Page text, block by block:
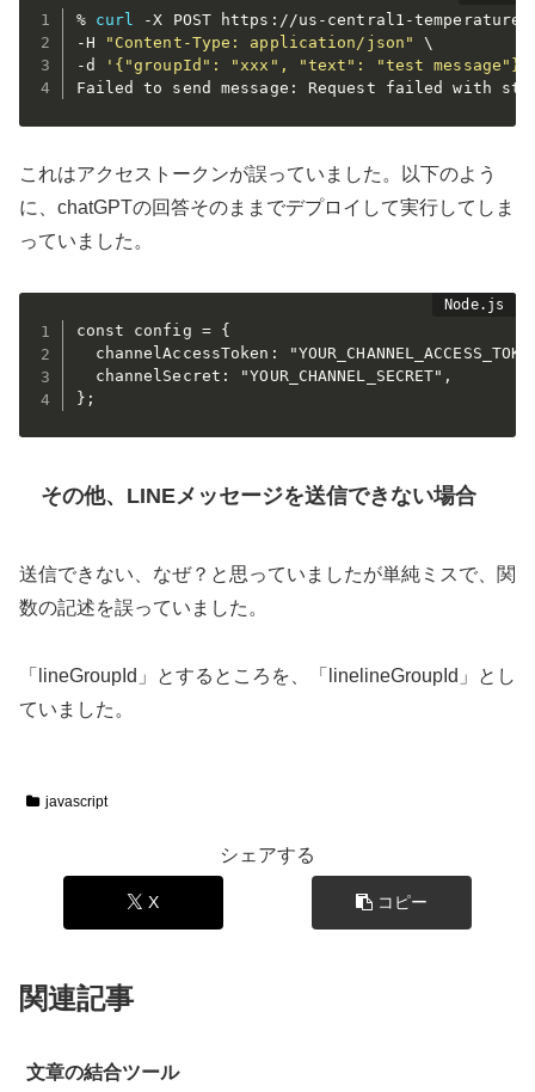
% curl
-X POST https://us-central1-temperature-
-H
"Content-Type: application/json"
\
-d
'{"groupId": "xxx", "text": "test message"}'
これはアクセストークンが誤っていました。以下のよう
に、chatGPTの回答そのままでデプロイして実行してしま
っていました。
const config = {
channelAccessToken:
  channelSecret: "YOUR_CHANNEL_SECRET",
その他、LINEメッセージを送信できない場合
送信できない、なぜ？と思っていましたが単純ミスで、関
数の記述を誤っていました。
「lineGroupId」とするところを、「linelineGroupId」とし
ていました。
javascript
シェアする
X コピー
関連記事
文章の結合ツール